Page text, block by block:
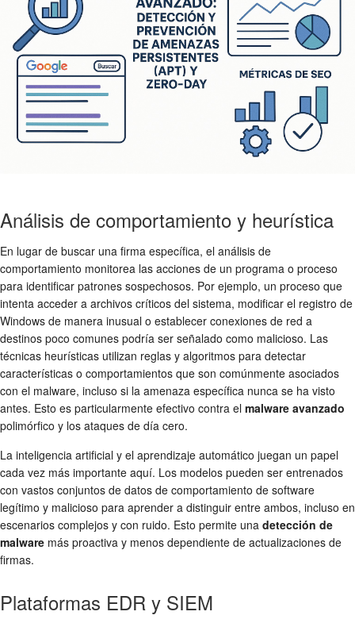
Análisis de comportamiento y heurística
En lugar de buscar una firma específica, el análisis de
comportamiento monitorea las acciones de un programa o proceso
para identificar patrones sospechosos. Por ejemplo, un proceso que
intenta acceder a archivos críticos del sistema, modificar el registro de
Windows de manera inusual o establecer conexiones de red a
destinos poco comunes podría ser señalado como malicioso. Las
técnicas heurísticas utilizan reglas y algoritmos para detectar
características o comportamientos que son comúnmente asociados
con el malware, incluso si la amenaza específica nunca se ha visto
antes. Esto es particularmente efectivo contra el malware avanzado
polimórfico y los ataques de día cero.
La inteligencia artificial y el aprendizaje automático juegan un papel
cada vez más importante aquí. Los modelos pueden ser entrenados
con vastos conjuntos de datos de comportamiento de software
legítimo y malicioso para aprender a distinguir entre ambos, incluso en
escenarios complejos y con ruido. Esto permite una detección de
malware más proactiva y menos dependiente de actualizaciones de
firmas.
Plataformas EDR y SIEM